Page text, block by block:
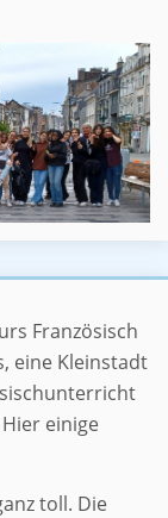
Französisch
eine Kleinstadt
einige
toll. Die